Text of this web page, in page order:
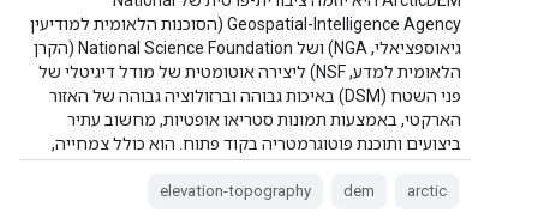
Geospatial-Intelligence Agency (הסוכנות הלאומית למודיעין
גיאוספציאלי, NGA) ושל National Science Foundation (הקרן
הלאומית למדע, NSF) ליצירה אוטומטית של מודל דיגיטלי של
פני השטח (DSM) באיכות גבוהה וברזולוציה גבוהה של האזור
הארקטי, באמצעות תמונות סטריאו אופטיות, מחשוב עתיר
ביצועים ותוכנת פוטוגרמטריה בקוד פתוח. הוא כולל צמחייה,
arctic
dem
elevation-topography